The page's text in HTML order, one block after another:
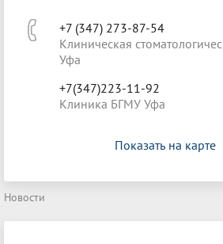
+7 (347) 273-87-54
Клиническая
Уфа
+7(347)223-11-92
Клиника БГМУ Уфа
Показать на карте
Новости